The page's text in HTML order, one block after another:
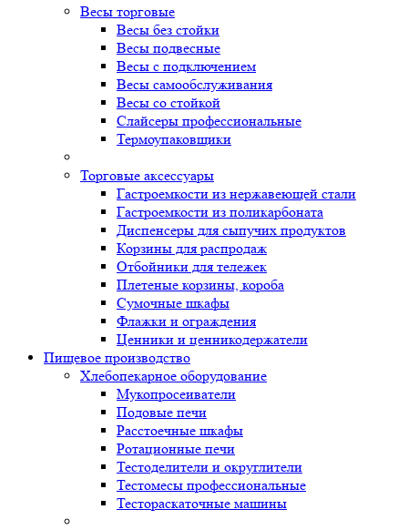
Весы торговые
Весы без стойки
Весы подвесные
Весы с подключением
Весы самообслуживания
Весы со стойкой
Слайсеры профессиональные
Термоупаковщики
Торговые аксессуары
Гастроемкости из нержавеющей стали
Гастроемкости из поликарбоната
Диспенсеры для сыпучих продуктов
Корзины для распродаж
Отбойники для тележек
Плетеные корзины, короба
Сумочные шкафы
Флажки и ограждения
Ценники и ценникодержатели
Пищевое производство
Хлебопекарное оборудование
Мукопросеиватели
Подовые печи
Расстоечные шкафы
Ротационные печи
Тестоделители и округлители
Тестомесы профессиональные
Тестораскаточные машины